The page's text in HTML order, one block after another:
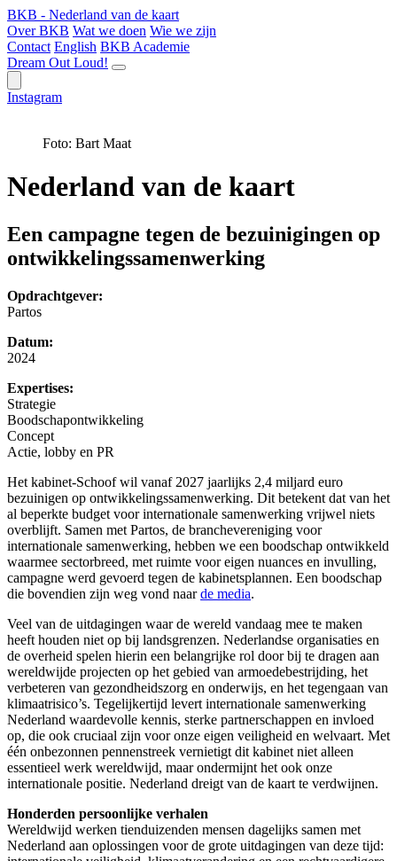
BKB - Nederland van de kaart
Over BKB Wat we doen Wie we zijn
Contact English BKB Academie
Dream Out Loud!
Instagram
Foto: Bart Maat
Nederland van de kaart
Een campagne tegen de bezuinigingen op
ontwikkelingssamenwerking
Opdrachtgever:
Partos
Datum:
2024
Expertises:
Strategie
Boodschapontwikkeling
Concept
Actie, lobby en PR
Het kabinet-Schoof wil vanaf 2027 jaarlijks 2,4 miljard euro
bezuinigen op ontwikkelingssamenwerking. Dit betekent dat van het
al beperkte budget voor internationale samenwerking vrijwel niets
overblijft. Samen met Partos, de branchevereniging voor
internationale samenwerking, hebben we een boodschap ontwikkeld
waarmee sectorbreed, met ruimte voor eigen nuances en invulling,
campagne werd gevoerd tegen de kabinetsplannen. Een boodschap
die bovendien zijn weg vond naarde media.
Veel van de uitdagingen waar de wereld vandaag mee te maken
heeft houden niet op bij landsgrenzen. Nederlandse organisaties en
de overheid spelen hierin een belangrijke rol door bij te dragen aan
wereldwijde projecten op het gebied van armoedebestrijding, het
verbeteren van gezondheidszorg en onderwijs, en het tegengaan van
klimaatrisico’s. Tegelijkertijd levert internationale samenwerking
Nederland waardevolle kennis, sterke partnerschappen en invloed
op, die ook cruciaal zijn voor onze eigen veiligheid en welvaart. Met
één onbezonnen pennenstreek vernietigt dit kabinet niet alleen
essentieel werk wereldwijd, maar ondermijnt het ook onze
internationale positie. Nederland dreigt van de kaart te verdwijnen.
Honderden persoonlijke verhalen
Wereldwijd werken tienduizenden mensen dagelijks samen met
Nederland aan oplossingen voor de grote uitdagingen van deze tijd: